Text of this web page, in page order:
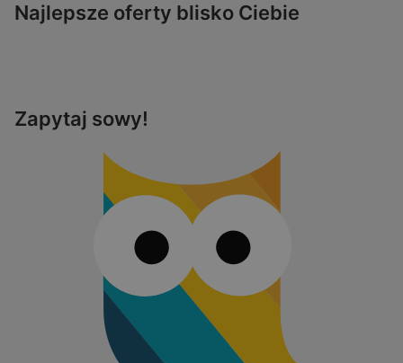
Najlepsze oferty blisko Ciebie
Zapytaj sowy!